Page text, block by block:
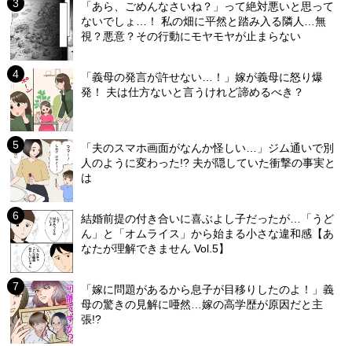
「あら、ごめんなさいね？」って絶対悪いと思って
ないでしょ…！ 私の畑に平然と踏み入る隣人…無
視？悪意？その行動にモヤモヤが止まらない
「義母の発言が許せない…！」嫁が義母に怒り爆
発！ 夫は仕方ないと言うけれど諦めるべき？
「夫のスマホ画面がなんか怪しい…」ジム通いで別
人のように変わった!? 夫が隠していた衝撃の事実と
は
結婚前提の付き合いに喜ぶよし子だったが…「うど
ん」と「オムライス」から始まる小さな違和感【あ
なたが理解できません Vol.5】
「嫁に問題があるから息子が目移りしたのよ！」義
母の驚きの見解に唖然…嫁の高学歴が原因だと主
張!?